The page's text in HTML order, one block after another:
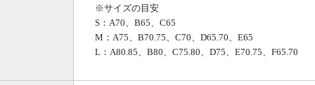
※サイズの目安
S：A70、B65、C65
M：A75、B70.75、C70、D65.70、E65
L：A80.85、B80、C75.80、D75、E70.75、F65.70